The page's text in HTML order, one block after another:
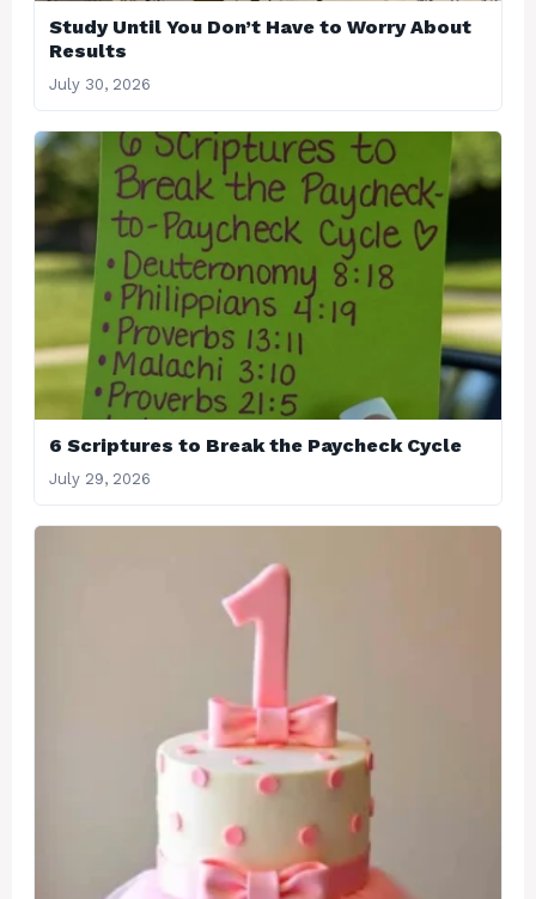
Study Until You Don’t Have to Worry About
Results
July 30, 2026
6 Scriptures to Break the Paycheck Cycle
July 29, 2026